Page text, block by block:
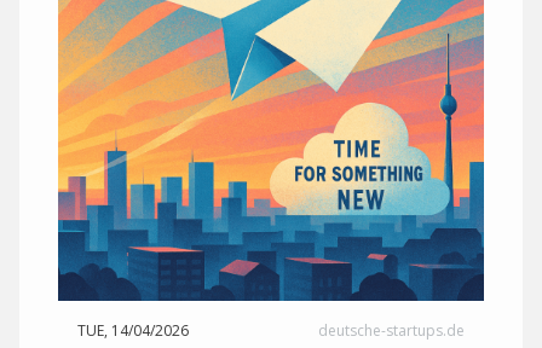
TUE, 14/04/2026 deutsche-startups.de